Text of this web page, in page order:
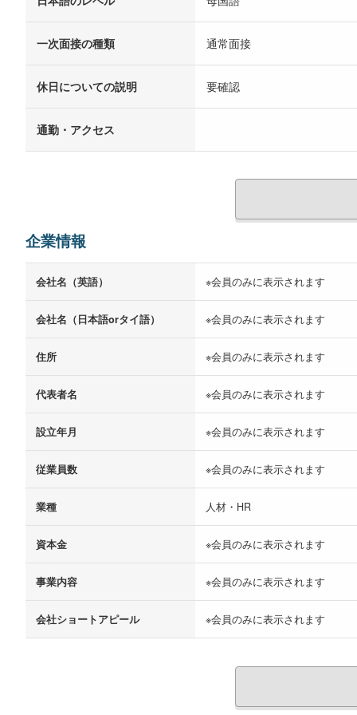
一次面接の種類 通常面接
休日についての説明 要確認
通勤・アクセス
企業情報
会社名（英語） ※会員のみに表示されます
会社名（日本語orタイ語） ※会員のみに表示されます
住所 ※会員のみに表示されます
代表者名 ※会員のみに表示されます
設立年月 ※会員のみに表示されます
従業員数 ※会員のみに表示されます
業種 人材・HR
資本金 ※会員のみに表示されます
事業内容 ※会員のみに表示されます
会社ショートアピール ※会員のみに表示されます